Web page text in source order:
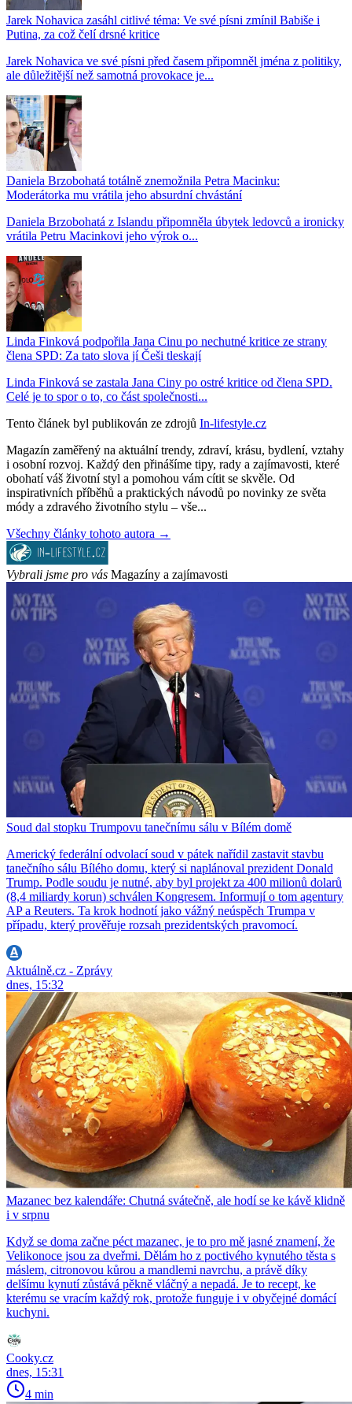
Jarek Nohavica zasáhl citlivé téma: Ve své písni zmínil Babiše i
Putina, za což čelí drsné kritice
Jarek Nohavica ve své písni před časem připomněl jména z politiky,
ale důležitější než samotná provokace je...
Daniela Brzobohatá totálně znemožnila Petra Macinku:
Moderátorka mu vrátila jeho absurdní chvástání
Daniela Brzobohatá z Islandu připomněla úbytek ledovců a ironicky
vrátila Petru Macinkovi jeho výrok o...
Linda Finková podpořila Jana Cinu po nechutné kritice ze strany
člena SPD: Za tato slova jí Češi tleskají
Linda Finková se zastala Jana Ciny po ostré kritice od člena SPD.
Celé je to spor o to, co část společnosti...
Tento článek byl publikován ze zdrojů In-lifestyle.cz
Magazín zaměřený na aktuální trendy, zdraví, krásu, bydlení, vztahy
i osobní rozvoj. Každý den přinášíme tipy, rady a zajímavosti, které
obohatí váš životní styl a pomohou vám cítit se skvěle. Od
inspirativních příběhů a praktických návodů po novinky ze světa
módy a zdravého životního stylu – vše...
Všechny články tohoto autora →
Vybrali jsme pro vás Magazíny a zajímavosti
Soud dal stopku Trumpovu tanečnímu sálu v Bílém domě
Americký federální odvolací soud v pátek nařídil zastavit stavbu
tanečního sálu Bílého domu, který si naplánoval prezident Donald
Trump. Podle soudu je nutné, aby byl projekt za 400 milionů dolarů
(8,4 miliardy korun) schválen Kongresem. Informují o tom agentury
AP a Reuters. Ta krok hodnotí jako vážný neúspěch Trumpa v
případu, který prověřuje rozsah prezidentských pravomocí.
Aktuálně.cz - Zprávy
dnes, 15:32
Mazanec bez kalendáře: Chutná svátečně, ale hodí se ke kávě klidně
i v srpnu
Když se doma začne péct mazanec, je to pro mě jasné znamení, že
Velikonoce jsou za dveřmi. Dělám ho z poctivého kynutého těsta s
máslem, citronovou kůrou a mandlemi navrchu, a právě díky
delšímu kynutí zůstává pěkně vláčný a nepadá. Je to recept, ke
kterému se vracím každý rok, protože funguje i v obyčejné domácí
kuchyni.
Cooky.cz
dnes, 15:31
4 min